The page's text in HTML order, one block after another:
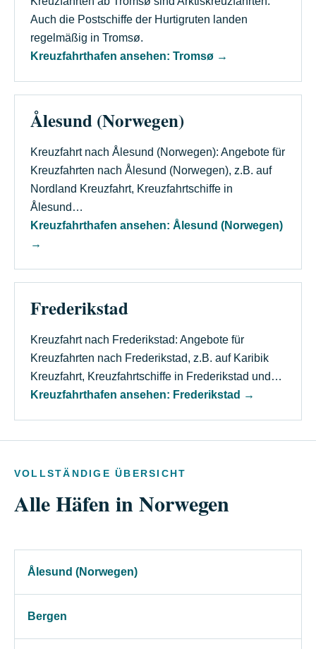
Auch die Postschiffe der Hurtigruten landen
regelmäßig in Tromsø.
Kreuzfahrthafen ansehen: Tromsø →
Ålesund (Norwegen)
Kreuzfahrt nach Ålesund (Norwegen): Angebote für
Kreuzfahrten nach Ålesund (Norwegen), z.B. auf
Nordland Kreuzfahrt, Kreuzfahrtschiffe in
Ålesund…
Kreuzfahrthafen ansehen: Ålesund (Norwegen)
→
Frederikstad
Kreuzfahrt nach Frederikstad: Angebote für
Kreuzfahrten nach Frederikstad, z.B. auf Karibik
Kreuzfahrt, Kreuzfahrtschiffe in Frederikstad und…
Kreuzfahrthafen ansehen: Frederikstad →
VOLLSTÄNDIGE ÜBERSICHT
Alle Häfen in Norwegen
Ålesund (Norwegen)
Bergen